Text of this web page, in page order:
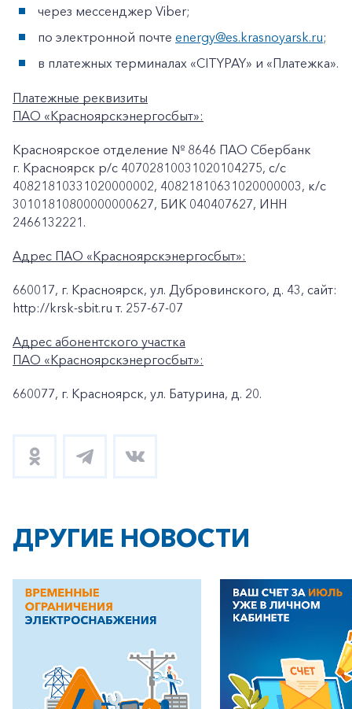
через мессенджер Viber;
по электронной почте energy@es.krasnoyarsk.ru;
в платежных терминалах «CITYPAY» и «Платежка».
Платежные реквизиты
ПАО «Красноярскэнергосбыт»:
Красноярское отделение № 8646 ПАО Сбербанк
г. Красноярск p/c 40702810031020104275, с/с
40821810331020000002, 40821810631020000003, к/c
30101810800000000627, БИК 040407627, ИНН
2466132221.
Адрес ПАО «Красноярскэнергосбыт»:
660017, г. Красноярск, ул. Дубровинского, д. 43, сайт:
http://krsk-sbit.ru т. 257-67-07
Адрес абонентского участка
ПАО «Красноярскэнергосбыт»:
660077, г. Красноярск, ул. Батурина, д. 20.
ДРУГИЕ НОВОСТИ